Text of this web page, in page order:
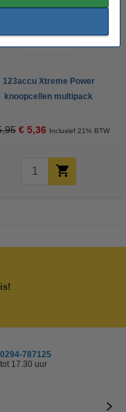
123accu Xtreme Power
knoopcellen multipack
€ 5,36 Inclusief 21% BTW
787125
17.30 uur